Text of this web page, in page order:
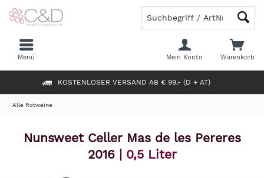
KOSTENLOSER VERSAND AB € 99,- (D + AT)
Warenkorb
Mein Konto
Menü
Alle Rotweine
Nunsweet Celler Mas de les Pereres
2016 | 0,5 Liter